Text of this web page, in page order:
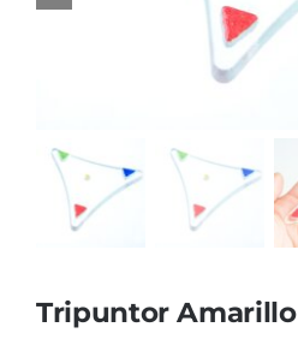
Cromoterapia
Magnetoterapia
Material
Tripuntor Amarillo